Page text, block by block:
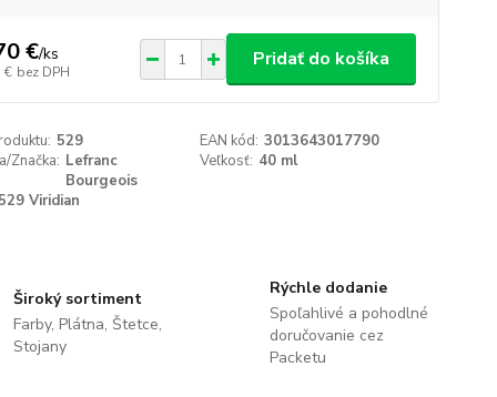
€/ks
€ bez DPH
Pridať do košíka
529 EAN kód: 3013643017790
Značka: Lefranc
Bourgeois
Veľkosť: 40 ml
529 Viridian
Široký sortiment
Farby, Plátna, Štetce,
Stojany
Rýchle dodanie
Spoľahlivé a pohodlné
doručovanie cez
Packetu